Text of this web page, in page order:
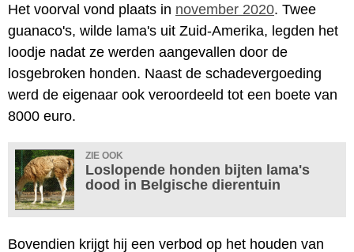
Het voorval vond plaats in november 2020. Twee
guanaco's, wilde lama's uit Zuid-Amerika, legden het
loodje nadat ze werden aangevallen door de
losgebroken honden. Naast de schadevergoeding
werd de eigenaar ook veroordeeld tot een boete van
8000 euro.
ZIE OOK
Loslopende honden bijten lama's
dood in Belgische dierentuin
Bovendien krijgt hij een verbod op het houden van